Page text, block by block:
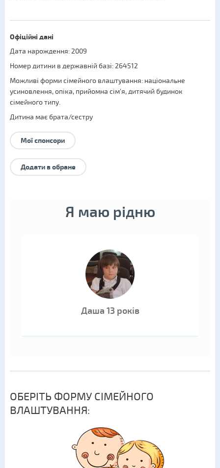
Офіційні дані
Дата нарождення: 2009
Номер дитини в державній базі: 264512
Можливі форми сімейного влаштування: національне
усиновлення,опіка, прийомна сім'я,дитячий будинок
сімейного типу.
Дитина має брата/сестру
Мої спонсори
Додати в обране
Я маю рідню
Даша 13 років
ОБЕРІТЬ ФОРМУ СІМЕЙНОГО
ВЛАШТУВАННЯ: